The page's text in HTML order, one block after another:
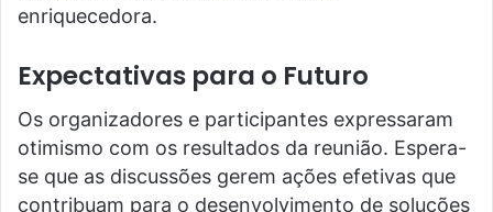
enriquecedora.
Expectativas para o Futuro
Os organizadores e participantes expressaram
otimismo com os resultados da reunião. Espera-
se que as discussões gerem ações efetivas que
contribuam para o desenvolvimento de soluções